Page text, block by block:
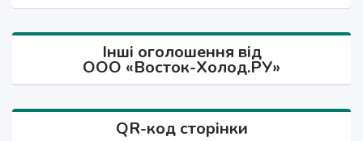
Інші оголошення від
ООО «Восток-Холод.РУ»
QR-код сторінки